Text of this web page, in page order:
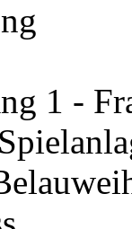
1 -